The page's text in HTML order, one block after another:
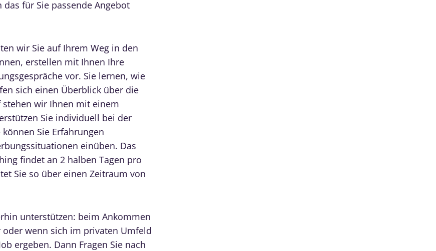
für Sie passende Angebot
wir Sie auf Ihrem Weg in den
erstellen mit Ihnen Ihre
vor. Sie lernen, wie
sich einen Überblick über die
wir Ihnen mit einem
Sie individuell bei der
Sie Erfahrungen
einüben. Das
findet an 2 halben Tagen pro
Sie so über einen Zeitraum von
unterstützen: beim Ankommen
wenn sich im privaten Umfeld
ergeben. Dann Fragen Sie nach